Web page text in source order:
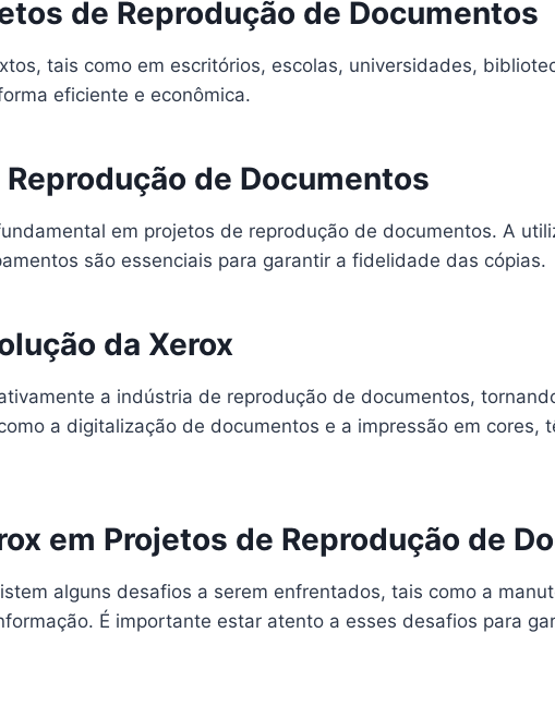
de Reprodução de Documentos
tais como em escritórios, escolas, universidades,
eficiente e econômica.
de Documentos
em projetos de reprodução de documentos. A
são essenciais para garantir a fidelidade das cópias.
da Xerox
a indústria de reprodução de documentos,
a digitalização de documentos e a impressão em cores,
em Projetos de Reprodução de
alguns desafios a serem enfrentados, tais como a
É importante estar atento a esses desafios para